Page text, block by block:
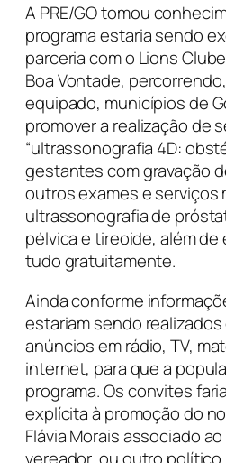
A PRE/GO tomou
programa estaria sendo
parceria com o Lions
Boa Vontade,
equipado, municípios de
promover a realização de
“ultrassonografia 4D:
gestantes com gravação
outros exames e serviços
ultrassonografia de
pélvica e tireoide, além
tudo gratuitamente.
Ainda conforme
estariam sendo
anúncios em rádio, TV,
internet, para que a
programa. Os convites
explícita à promoção do
Flávia Morais associado